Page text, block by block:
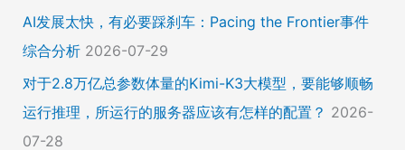
AI发展太快，有必要踩刹车：Pacing the Frontier事件
综合分析 2026-07-29
对于2.8万亿总参数体量的Kimi-K3大模型，要能够顺畅
运行推理，所运行的服务器应该有怎样的配置？ 2026-
07-28